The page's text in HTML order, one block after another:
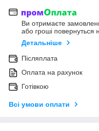
Ви отримаєте
або гроші повернуться
Детальніше
Післяплата
Оплата на рахунок
Готівкою
Всі умови оплати